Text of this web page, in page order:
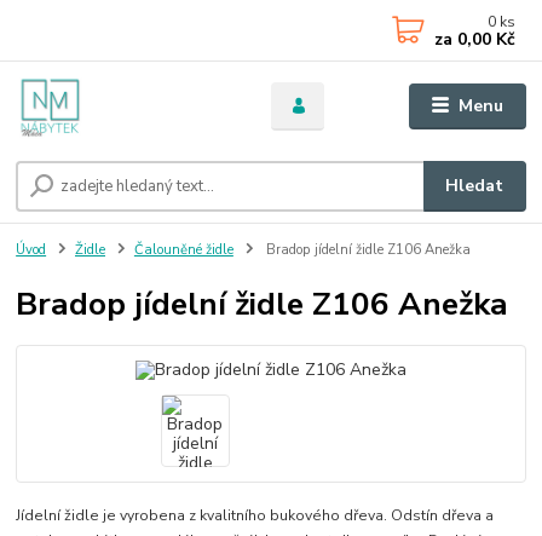
Menu
Hledat
0 ks
za 0,00 Kč
Úvod Židle Čalouněné židle Bradop jídelní židle Z106 Anežka
Bradop jídelní židle Z106 Anežka
Jídelní židle je vyrobena z kvalitního bukového dřeva. Odstín dřeva a